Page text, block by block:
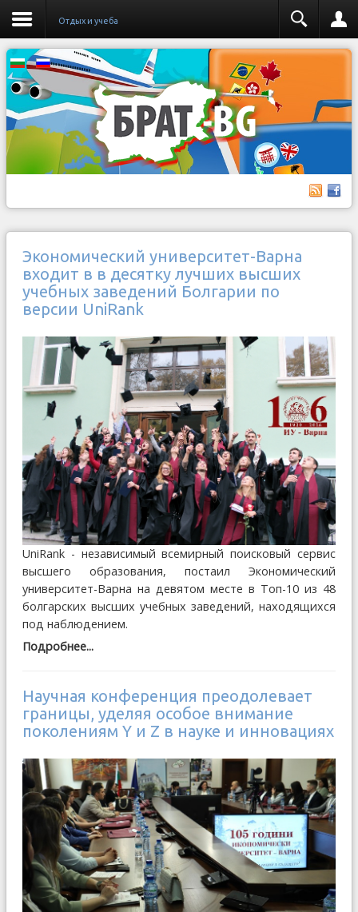
Отдых и учеба
Экономический университет-Варна
входит в в десятку лучших высших
учебных заведений Болгарии по
версии UniRank
UniRank - независимый всемирный поисковый сервис
высшего образования, постаил Экономический
университет-Варна на девятом месте в Топ-10 из 48
болгарских высших учебных заведений, находящихся
под наблюдением.
Подробнее...
Научная конференция преодолевает
границы, уделяя особое внимание
поколениям Y и Z в науке и инновациях